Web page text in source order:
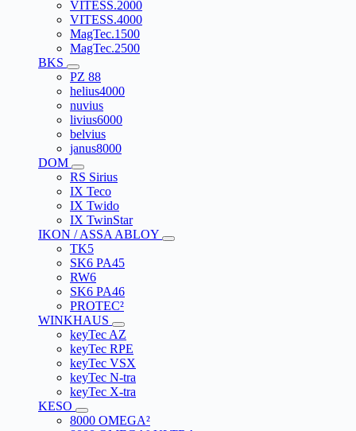
VITESS.2000
VITESS.4000
MagTec.1500
MagTec.2500
BKS
PZ 88
helius4000
nuvius
livius6000
belvius
janus8000
DOM
RS Sirius
IX Teco
IX Twido
IX TwinStar
IKON / ASSA ABLOY
TK5
SK6 PA45
RW6
SK6 PA46
PROTEC²
WINKHAUS
keyTec AZ
keyTec RPE
keyTec VSX
keyTec N-tra
keyTec X-tra
KESO
8000 OMEGA²